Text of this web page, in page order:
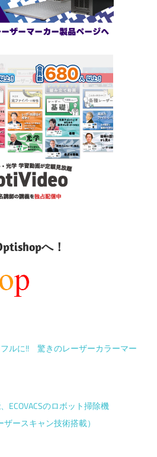
へ！
ルに!! 驚きのレーザーカラーマー
ECOVACSのロボット掃除機
ザースキャン技術搭載）